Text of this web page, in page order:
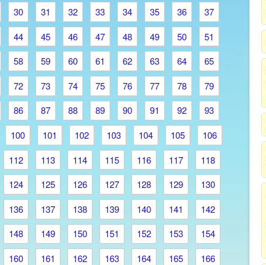
30 31 32 33 34 35 36
37
44 45 46 47 48 49 50
51
58 59 60 61 62 63 64
65
72 73 74 75 76 77 78
79
86 87 88 89 90 91 92
93
100 101 102 103 104 105
106
112 113 114 115 116 117
118
124 125 126 127 128 129
130
136 137 138 139 140 141
142
148 149 150 151 152 153
154
160 161 162 163 164 165
166